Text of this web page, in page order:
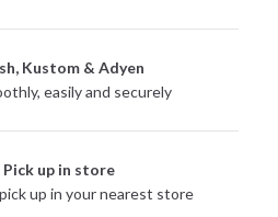
Kustom & Adyen
easily and securely
Pick up in store
up in your nearest store